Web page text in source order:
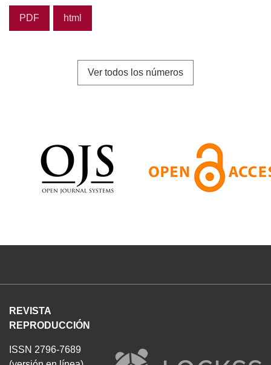
PDF html
Ver todos los números
REVISTA
REPRODUCCIÓN
ISSN 2796-7689